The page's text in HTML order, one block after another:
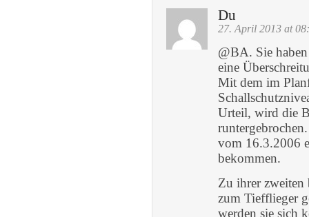
Du
27. April 2013 at
@BA. Sie
eine
Mit dem im
Urteil, wird die
vom 16.3.2006
bekommen.
Zu ihrer zweiten
zum Tiefflieger
werden sie sich